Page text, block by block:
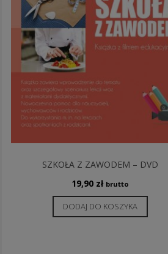
SZKOŁA Z ZAWODEM – DVD
19,90 zł brutto
DODAJ DO KOSZYKA